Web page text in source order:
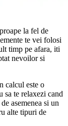
la fel de
te vei folosi
timp pe afara, iti
nevoilor si
calcul este o
sa te relaxezi cand
asemenea si un
alte tipuri de